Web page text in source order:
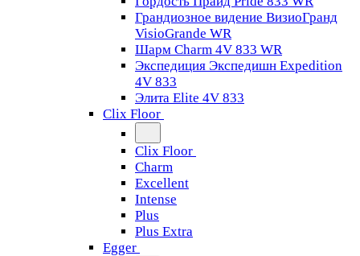
Грандиозное видение ВизиоГранд
VisioGrande WR
Шарм Charm 4V 833 WR
Экспедиция Экспедишн Expedition
4V 833
Элита Elite 4V 833
Clix Floor
Clix Floor
Charm
Excellent
Intense
Plus
Plus Extra
Egger